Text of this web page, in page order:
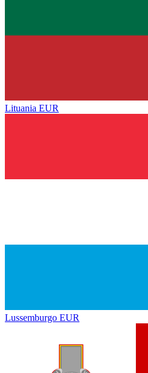
Lituania EUR
Lussemburgo EUR